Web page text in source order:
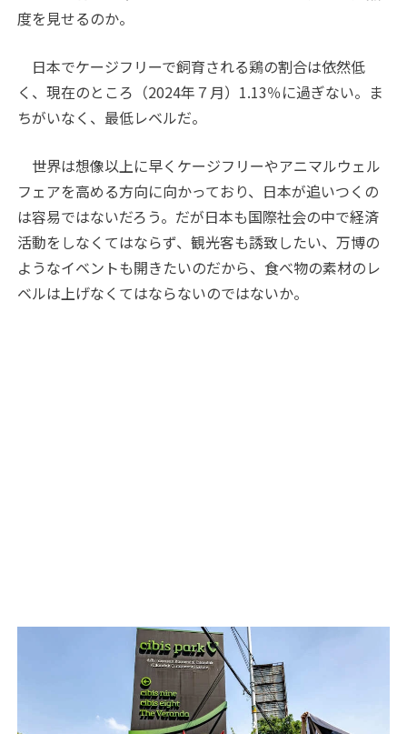
度を見せるのか。
日本でケージフリーで飼育される鶏の割合は依然低
く、現在のところ（2024年７月）1.13％に過ぎない。ま
ちがいなく、最低レベルだ。
世界は想像以上に早くケージフリーやアニマルウェル
フェアを高める方向に向かっており、日本が追いつくの
は容易ではないだろう。だが日本も国際社会の中で経済
活動をしなくてはならず、観光客も誘致したい、万博の
ようなイベントも開きたいのだから、食べ物の素材のレ
ベルは上げなくてはならないのではないか。